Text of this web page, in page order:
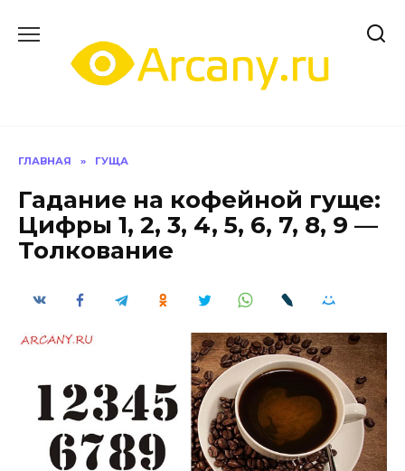
содержанию
ГЛАВНАЯ » ГУЩА
Гадание на кофейной гуще:
Цифры 1, 2, 3, 4, 5, 6, 7, 8, 9 —
Толкование